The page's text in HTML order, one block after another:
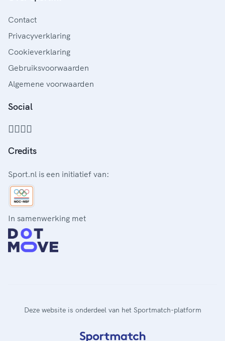
Contact
Privacyverklaring
Cookieverklaring
Gebruiksvoorwaarden
Algemene voorwaarden
Social
Credits
Sport.nl is een initiatief van:
In samenwerking met
Deze website is onderdeel van het Sportmatch-platform